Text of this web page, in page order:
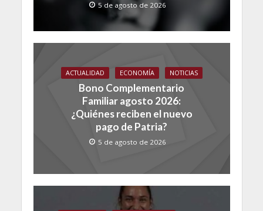
5 de agosto de 2026
ACTUALIDAD ECONOMÍA NOTICIAS
Bono Complementario
Familiar agosto 2026:
¿Quiénes reciben el nuevo
pago de Patria?
5 de agosto de 2026